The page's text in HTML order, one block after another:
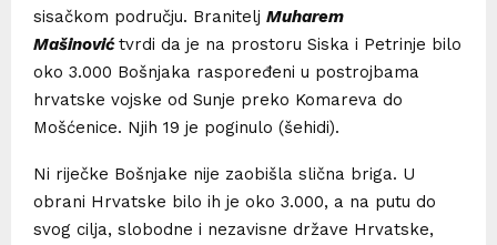
sisačkom području. Branitelj Muharem
Mašinović tvrdi da je na prostoru Siska i Petrinje bilo
oko 3.000 Bošnjaka raspoređeni u postrojbama
hrvatske vojske od Sunje preko Komareva do
Mošćenice. Njih 19 je poginulo (šehidi).
Ni riječke Bošnjake nije zaobišla slična briga. U
obrani Hrvatske bilo ih je oko 3.000, a na putu do
svog cilja, slobodne i nezavisne države Hrvatske,